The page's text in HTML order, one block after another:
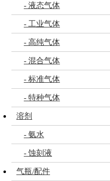
- 液态气体
- 工业气体
- 高纯气体
- 混合气体
- 标准气体
- 特种气体
溶剂
- 氨水
- 蚀刻液
气瓶/配件